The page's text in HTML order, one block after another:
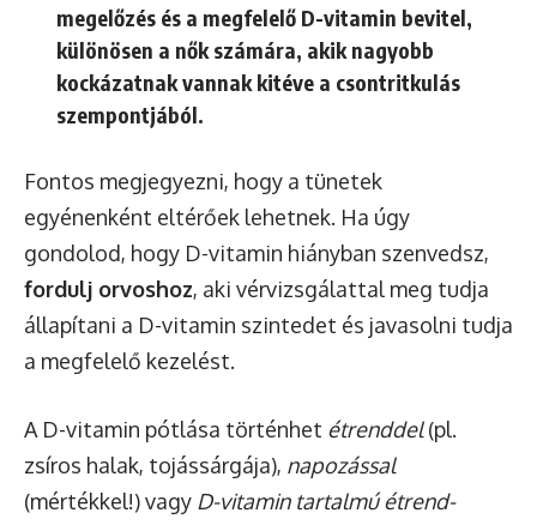
megelőzés és a megfelelő D-vitamin bevitel,
különösen a nők számára, akik nagyobb
kockázatnak vannak kitéve a csontritkulás
szempontjából.
Fontos megjegyezni, hogy a tünetek
egyénenként eltérőek lehetnek. Ha úgy
gondolod, hogy D-vitamin hiányban szenvedsz,
fordulj orvoshoz, aki vérvizsgálattal meg tudja
állapítani a D-vitamin szintedet és javasolni tudja
a megfelelő kezelést.
A D-vitamin pótlása történhet étrenddel(pl.
zsíros halak, tojássárgája), napozással
(mértékkel!) vagy D-vitamin tartalmú étrend-